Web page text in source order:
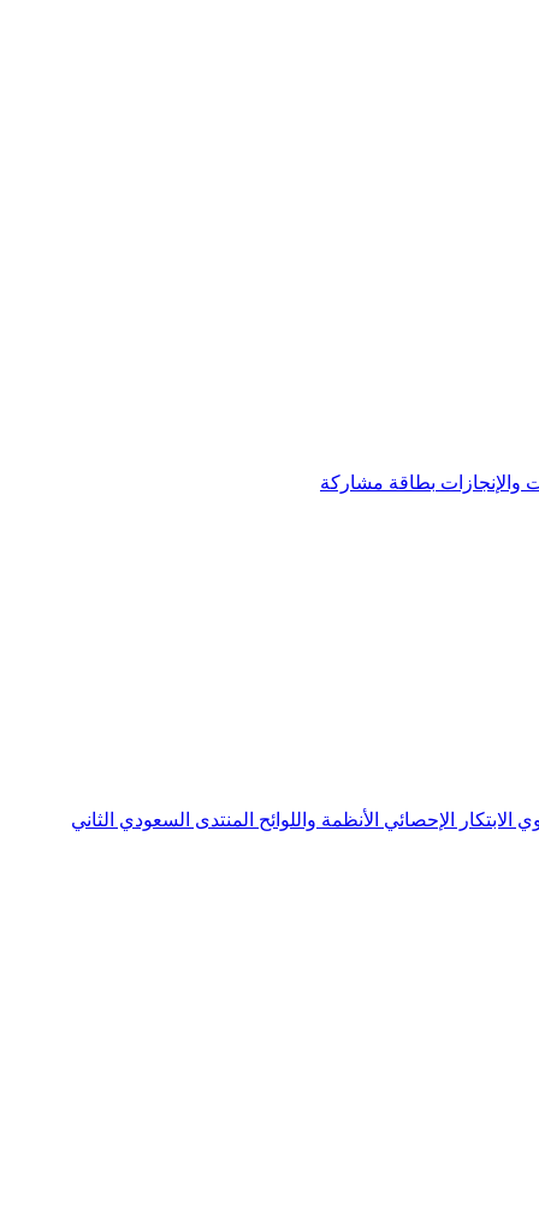
والإنجازات بطاقة مشاركة
الابتكار الإحصائي الأنظمة واللوائح المنتدى السعودي الثاني